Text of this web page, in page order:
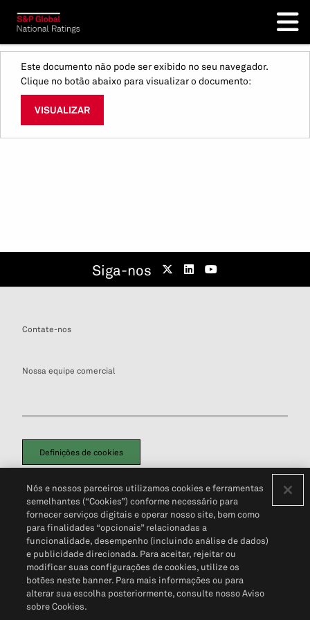
Este documento não pode ser exibido no seu navegador.
Clique no botão abaixo para visualizar o documento:
VISUALIZAR
Siga-nos
Contate-nos
Nossa equipe comercial
Definições de cookies
Política de PrivacidadePortal de privacidade do cliente (em inglês)
Não Venda Minhas Informações Pessoais© 2026 S&P Global
Nós e nossos parceiros utilizamos cookies e ferramentas
semelhantes (“Cookies”) conforme necessário para
fornecer serviços digitais e operar nosso site, bem como
para finalidades “opcionais” relacionadas a
funcionalidade, desempenho (incluindo análise de dados)
e publicidade direcionada. Para aceitar, rejeitar ou
modificar suas configurações de cookies, utilize os
botões neste banner. Para mais informações ou para
alterar sua escolha posteriormente, consulte nosso Aviso
sobre Cookies.